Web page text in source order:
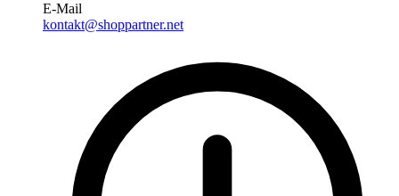
E-Mail
kontakt@shoppartner.net